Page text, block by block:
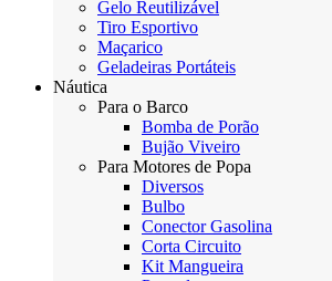
Gelo Reutilizável
Tiro Esportivo
Maçarico
Geladeiras Portáteis
Náutica
Para o Barco
Bomba de Porão
Bujão Viveiro
Para Motores de Popa
Diversos
Bulbo
Conector Gasolina
Corta Circuito
Kit Mangueira